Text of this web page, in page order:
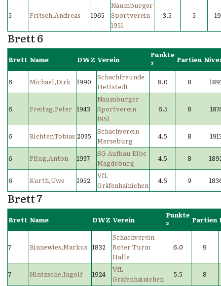
5 Fritsch,Andreas 1965
Naumburger
Sportverein
1951
3.5 5
Brett 6
Brett Name DWZ Verein
Punkte
³
Partien
6 Michael,Dirk 1990
Schachfreunde
Hettstedt
8.0 8
6 Freitag,Peter 1943
Naumburger
Sportverein
1951
6.5 8
6 Richter,Tobias 2035
Schachverein
Merseburg
4.5 8
6 Pflug,Anton 1937
SG Aufbau Elbe
Magdeburg
4.5 8
6 Kurth,Uwe 1952
VfL
Gräfenhainichen
4.5 9
Brett 7
Brett Name DWZ Verein
Punkte
³
Partien
7 Binnewies,Markus 1832
Schachverein
Roter Turm
Halle
6.0 9
7 Hintzsche,Ingolf 1924
VfL
Gräfenhainichen
5.5 8